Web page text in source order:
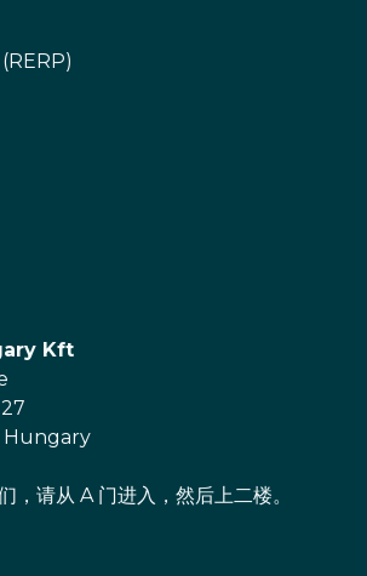
Kft
Hungary
，请从 A 门进入，然后上二楼。